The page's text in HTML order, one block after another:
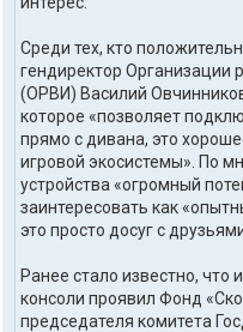
Среди тех, кто
гендиректор Организации
(ОРВИ) Василий
которое «позволяет
прямо с дивана, это
игровой экосистемы». По
устройства «огромный
заинтересовать как
это просто досуг с
Ранее стало известно, что
консоли проявил Фонд
председателя комитета